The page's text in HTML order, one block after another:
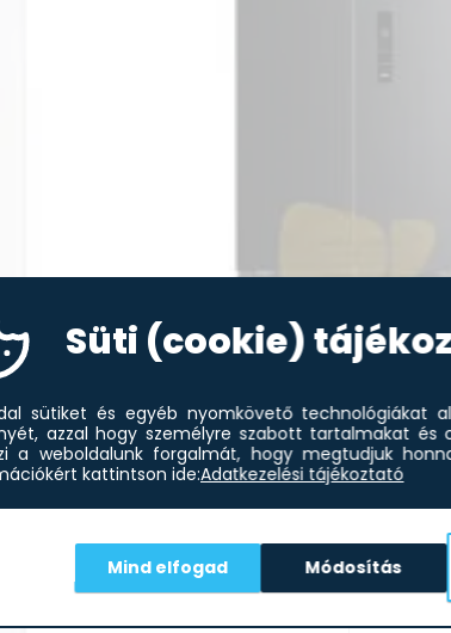
Süti (cookie)
sütiket és egyéb nyomkövető technológiákat
azzal hogy személyre szabott tartalmakat
a weboldalunk forgalmát, hogy megtudjuk
kattintson ide:Adatkezelési tájékoztató
Mind elfogad Módosítás